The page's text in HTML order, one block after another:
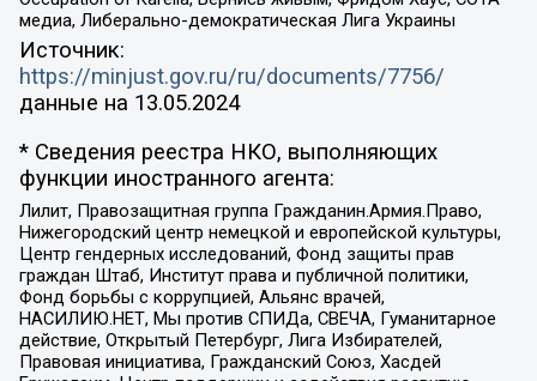
медиа, Либерально-демократическая Лига Украины
Источник:
https://minjust.gov.ru/ru/documents/7756/
данные на 13.05.2024
* Сведения реестра НКО, выполняющих
функции иностранного агента:
Лилит, Правозащитная группа Гражданин.Армия.Право,
Нижегородский центр немецкой и европейской культуры,
Центр гендерных исследований, Фонд защиты прав
граждан Штаб, Институт права и публичной политики,
Фонд борьбы с коррупцией, Альянс врачей,
НАСИЛИЮ.НЕТ, Мы против СПИДа, СВЕЧА, Гуманитарное
действие, Открытый Петербург, Лига Избирателей,
Правовая инициатива, Гражданский Союз, Хасдей